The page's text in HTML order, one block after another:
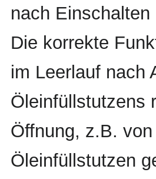
nach
Die korrekte
im Leerlauf nach
Öleinfüllstutzens
Öffnung, z.B.
Öleinfüllstutzen